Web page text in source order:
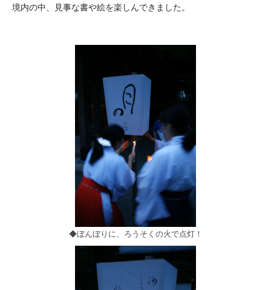
境内の中、見事な書や絵を楽しんできました。
◆ぼんぼりに、ろうそくの火で点灯！